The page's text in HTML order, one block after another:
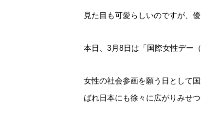
見た目も可愛らしいのですが、
本日、3月8日は「国際女性デー
女性の社会参画を願う日として
ばれ日本にも徐々に広がりみせつ